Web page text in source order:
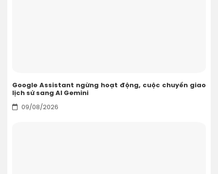
Google Assistant ngừng hoạt động, cuộc chuyển giao
lịch sử sang AI Gemini
09/08/2026